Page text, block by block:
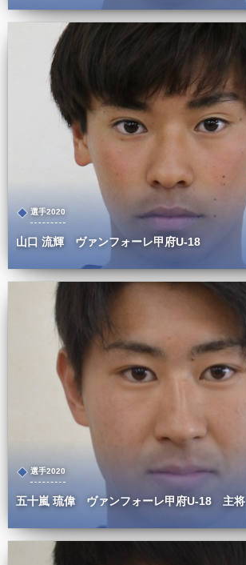
選手2020
山口 流輝 ヴァンフォーレ甲府U-18
選手2020
五十嵐 琉偉 ヴァンフォーレ甲府U-18 主将